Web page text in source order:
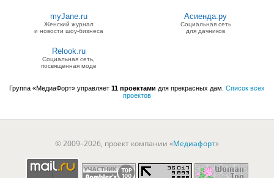
myJane.ru
Женский журнал
и новости шоу-бизнеса
Асиенда.ру
Социальная сеть
для дачников
Relook.ru
Социальная сеть,
посвященная моде
Группа «МедиаФорт» управляет 11 проектами для прекрасных дам. Список всех
проектов
© 2009–2026, проект компании «Медиафорт»